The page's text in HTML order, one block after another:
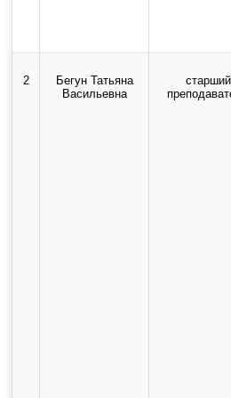
2
Бегун Татьяна
Васильевна
старший